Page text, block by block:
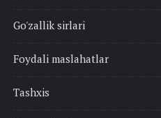
Go'zallik sirlari
Foydali maslahatlar
Tashxis